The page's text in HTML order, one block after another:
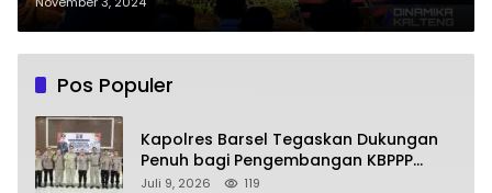
Pos Populer
Kapolres Barsel Tegaskan Dukungan
Penuh bagi Pengembangan KBPPP
Kalimantan Tengah
Juli 9, 2026 119